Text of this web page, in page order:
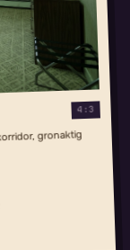
4:3
gronaktig